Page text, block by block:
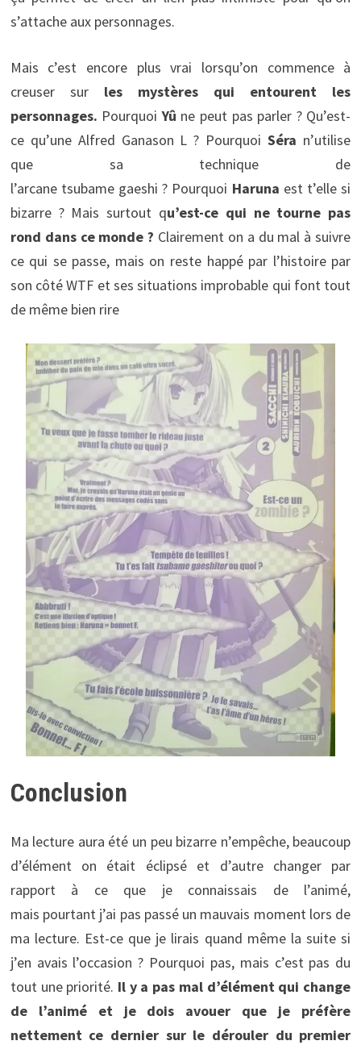
s’attache aux personnages.
Mais c’est encore plus vrai lorsqu’on commence à
creuser sur les mystères qui entourent les
personnages. PourquoiYû ne peut pas parler ? Qu’est-
ce qu’une Alfred Ganason L ? PourquoiSéra n’utilise
que sa technique de
l’arcane tsubame gaeshi ? Pourquoi Haruna est t’elle si
bizarre ? Mais surtout qu’est-ce qui ne tourne pas
rond dans ce monde ? Clairement on a du mal à suivre
ce qui se passe, mais on reste happé par l’histoire par
son côté WTF et ses situations improbable qui font tout
de même bien rire
Conclusion
Ma lecture aura été un peu bizarre n’empêche, beaucoup
d’élément on était éclipsé et d’autre changer par
rapport à ce que je connaissais de l’animé,
mais pourtant j’ai pas passé un mauvais moment lors de
ma lecture. Est-ce que je lirais quand même la suite si
j’en avais l’occasion ? Pourquoi pas, mais c’est pas du
tout une priorité. Il y a pas mal d’élément qui change
de l’animé et je dois avouer que je préfère
nettement ce dernier sur le dérouler du premier